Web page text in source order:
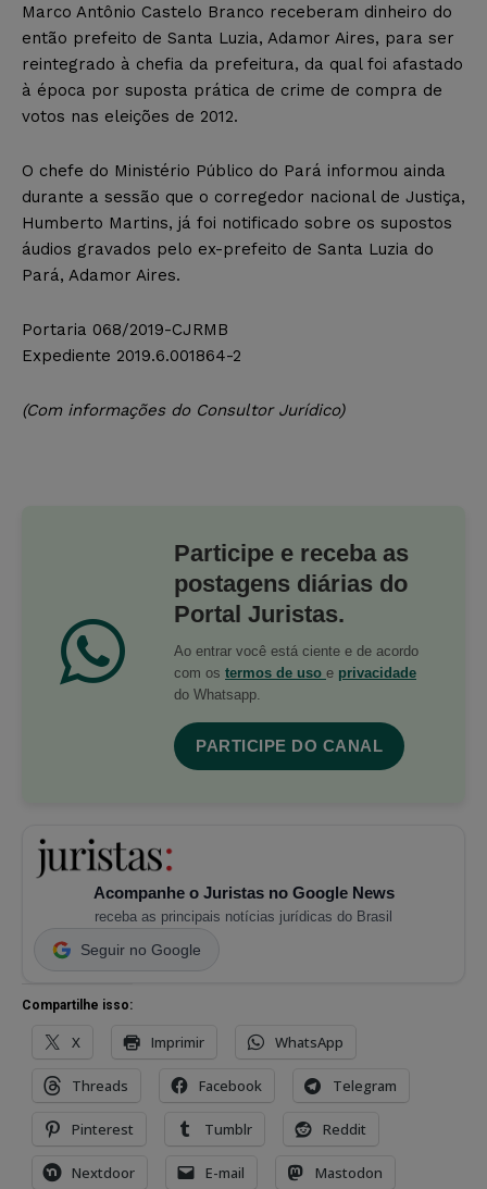
Marco Antônio Castelo Branco receberam dinheiro do
então prefeito de Santa Luzia, Adamor Aires, para ser
reintegrado à chefia da prefeitura, da qual foi afastado
à época por suposta prática de crime de compra de
votos nas eleições de 2012.
O chefe do Ministério Público do Pará informou ainda
durante a sessão que o corregedor nacional de Justiça,
Humberto Martins, já foi notificado sobre os supostos
áudios gravados pelo ex-prefeito de Santa Luzia do
Pará, Adamor Aires.
Portaria 068/2019-CJRMB
Expediente 2019.6.001864-2
(Com informações do Consultor Jurídico)
Participe e receba as
postagens diárias do
Portal Juristas.
Ao entrar você está ciente e de acordo
com os termos de uso e privacidade
do Whatsapp.
PARTICIPE DO CANAL
Acompanhe o Juristas no Google News
receba as principais notícias jurídicas do Brasil
Seguir no Google
Compartilhe isso:
X Imprimir WhatsApp
Threads Facebook Telegram
Pinterest Tumblr Reddit
Nextdoor E-mail Mastodon